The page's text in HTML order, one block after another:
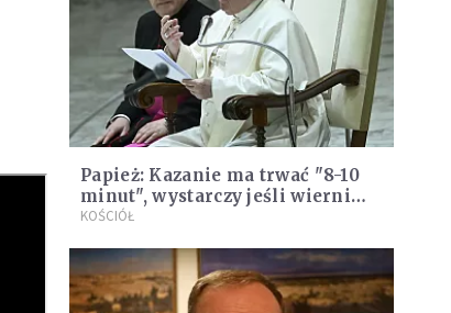
Papież: Kazanie ma trwać "8-10
minut", wystarczy jeśli wierni
zapamiętają "jedną myśl"
KOŚCIÓŁ